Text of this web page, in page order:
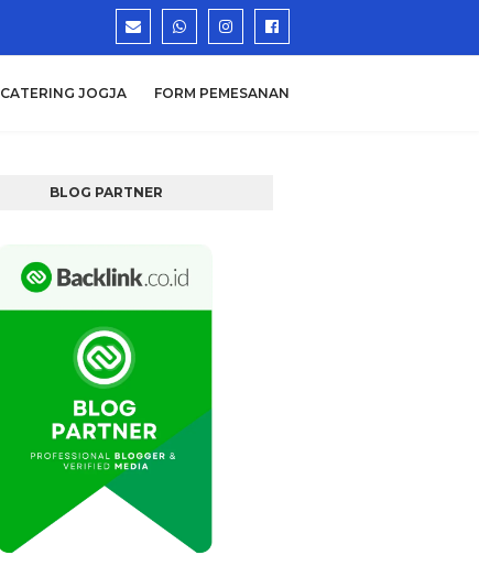
CATERING JOGJA FORM PEMESANAN
BLOG PARTNER